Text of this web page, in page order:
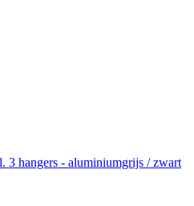
3 hangers - aluminiumgrijs / zwart